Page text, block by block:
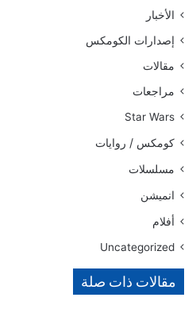
الأخبار
إصدارات الكومكس
مقالات
مراجعات
Star Wars
كومكس / روايات
مسلسلات
انميشن
أفلام
Uncategorized
مقالات ذات صلة